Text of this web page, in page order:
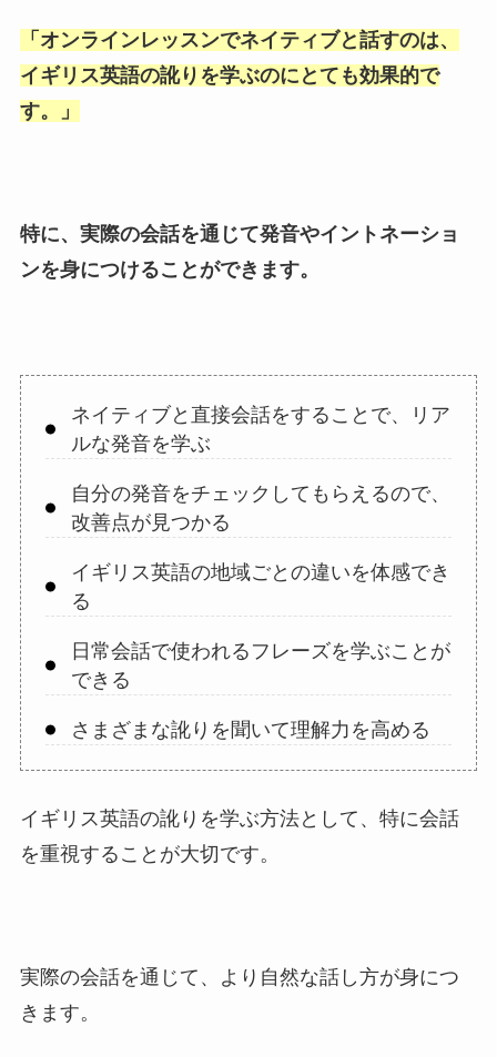
「 オンラインレッスンでネイティブと話すのは、
イギリス英語の訛りを学ぶのにとても効果的で
す。
」
特に、実際の会話を通じて発音やイントネーショ
ンを身につけることができます。
ネイティブと直接会話をすることで、リア
ルな発音を学ぶ
自分の発音をチェックしてもらえるので、
改善点が見つかる
イギリス英語の地域ごとの違いを体感でき
る
日常会話で使われるフレーズを学ぶことが
できる
さまざまな訛りを聞いて理解力を高める
イギリス英語の訛りを学ぶ方法として、特に会話
を重視することが大切です。
実際の会話を通じて、より自然な話し方が身につ
きます。